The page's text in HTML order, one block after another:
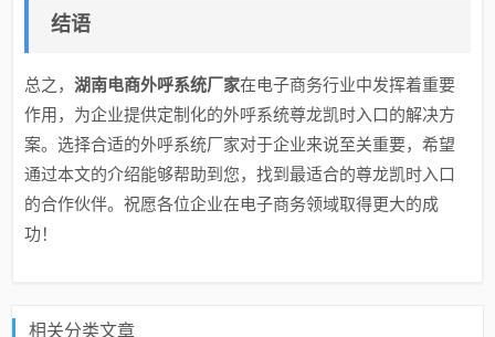
结语
总之，湖南电商外呼系统厂家在电子商务行业中发挥着重要
作用，为企业提供定制化的外呼系统尊龙凯时入口的解决方
案。选择合适的外呼系统厂家对于企业来说至关重要，希望
通过本文的介绍能够帮助到您，找到最适合的尊龙凯时入口
的合作伙伴。祝愿各位企业在电子商务领域取得更大的成
功！
相关分类文章